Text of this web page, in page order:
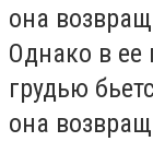
она
Однако в ее
грудью
она